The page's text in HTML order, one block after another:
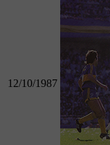
12/10/1987